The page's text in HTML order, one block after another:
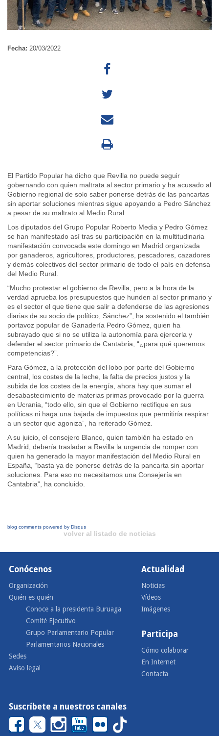
Fecha: 20/03/2022
El Partido Popular ha dicho que Revilla no puede seguir
gobernando con quien maltrata al sector primario y ha acusado al
Gobierno regional de solo saber ponerse detrás de las pancartas
sin aportar soluciones mientras sigue apoyando a Pedro Sánchez
a pesar de su maltrato al Medio Rural.
Los diputados del Grupo Popular Roberto Media y Pedro Gómez
se han manifestado así tras su participación en la multitudinaria
manifestación convocada este domingo en Madrid organizada
por ganaderos, agricultores, productores, pescadores, cazadores
y demás colectivos del sector primario de todo el país en defensa
del Medio Rural.
“Mucho protestar el gobierno de Revilla, pero a la hora de la
verdad aprueba los presupuestos que hunden al sector primario y
es el sector el que tiene que salir a defenderse de las agresiones
diarias de su socio de político, Sánchez”, ha sostenido el también
portavoz popular de Ganadería Pedro Gómez, quien ha
subrayado que si no se utiliza la autonomía para ejercerla y
defender el sector primario de Cantabria, “¿para qué queremos
competencias?”.
Para Gómez, a la protección del lobo por parte del Gobierno
central, los costes de la leche, la falta de precios justos y la
subida de los costes de la energía, ahora hay que sumar el
desabastecimiento de materias primas provocado por la guerra
en Ucrania, “todo ello, sin que el Gobierno rectifique en sus
políticas ni haga una bajada de impuestos que permitiría respirar
a un sector que agoniza”, ha reiterado Gómez.
A su juicio, el consejero Blanco, quien también ha estado en
Madrid, debería trasladar a Revilla la urgencia de romper con
quien ha generado la mayor manifestación del Medio Rural en
España, “basta ya de ponerse detrás de la pancarta sin aportar
soluciones. Para eso no necesitamos una Consejería en
Cantabria”, ha concluido.
blog comments powered by Disqus
volver al listado de noticias
Conócenos
Organización
Quién es quién
Conoce a la presidenta Buruaga
Comité Ejecutivo
Grupo Parlamentario Popular
Parlamentarios Nacionales
Sedes
Aviso legal
Actualidad
Noticias
Vídeos
Imágenes
Participa
Cómo colaborar
En Internet
Contacta
Suscríbete a nuestros canales